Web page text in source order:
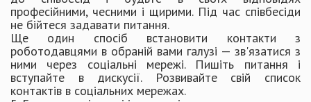
професійними, чесними і щирими. Під час співбесіди
не бійтеся задавати питання.
Ще один спосіб встановити контакти з
роботодавцями в обраній вами галузі — зв'язатися з
ними через соціальні мережі. Пишіть питання і
вступайте в дискусії. Розвивайте свій список
контактів в соціальних мережах.